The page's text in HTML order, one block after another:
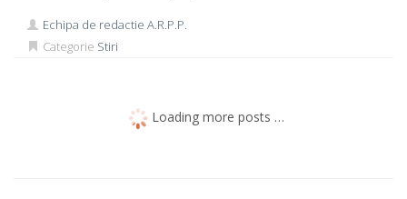
Echipa de redactie A.R.P.P.
Categorie Stiri
Loading more posts …